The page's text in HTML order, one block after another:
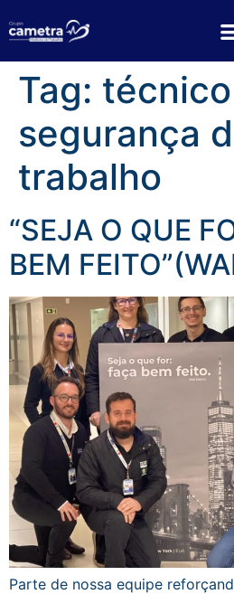
Tag:
segurança
trabalho
“SEJA O QUE
BEM
Parte de nossa equipe